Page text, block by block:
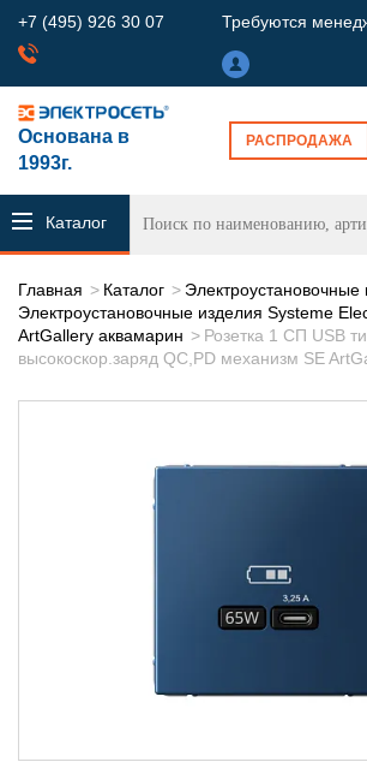
+7 (495) 926 30 07 Требуются
Основана в
1993г.
РАСПРОДАЖА
Каталог
Главная Каталог
Электроустановочные
Электроустановочные изделия Systeme
ArtGallery аквамарин
Розетка 1 СП USB
высокоскор.заряд QC,PD механизм SE